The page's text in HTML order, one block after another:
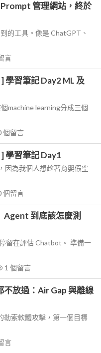
Prompt 管理網站，終於
的工具。像是 ChatGPT、
言
學習筆記 Day2 ML 及
machine learning分成三個
個留言
學習筆記 Day1
因為我個人想趁著育嬰假空
個留言
Agent 到底該怎麼測
留在評估 Chatbot。 準備一
1 個留言
放過：Air Gap 與離線
勒索軟體攻擊，第一個目標
言